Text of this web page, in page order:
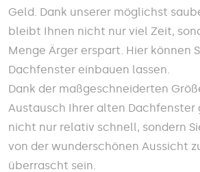
Geld. Dank unserer möglichst
bleibt Ihnen nicht nur viel Zeit,
Menge Ärger erspart. Hier können
Dachfenster einbauen lassen.
Dank der maßgeschneiderten
Austausch Ihrer alten Dachfenster
nicht nur relativ schnell, sondern
von der wunderschönen Aussicht
überrascht sein.